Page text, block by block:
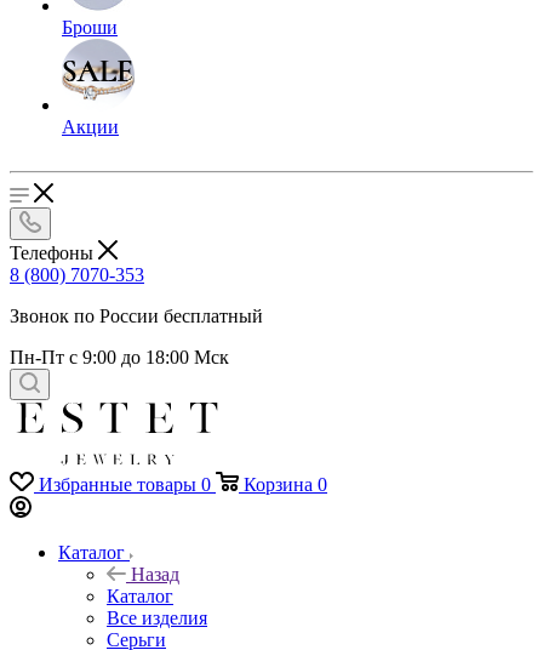
Броши
Акции
Телефоны
8 (800) 7070-353
Звонок по России бесплатный
Пн-Пт с 9:00 до 18:00 Мск
Избранные товары 0 Корзина 0
Каталог
Назад
Каталог
Все изделия
Серьги